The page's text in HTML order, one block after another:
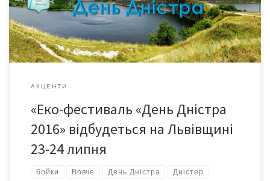
українські і бойківські традиції та сучасні тенденції. Фестиваль
запрошує провести вихідні на мальовничих бескидах […]
АКЦЕНТИ
«Еко-фестиваль «День Дністра
2016» відбудеться на Львівщині
23-24 липня
бойки Вовче День Дністра Дністер